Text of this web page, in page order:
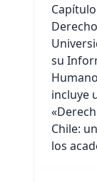
su
incluye
Chile:
los